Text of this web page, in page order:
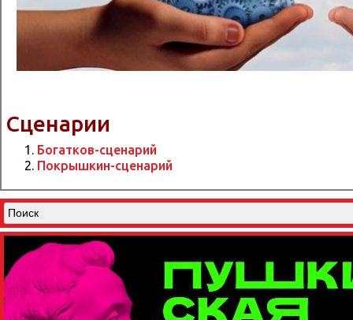
Сценарии
Богатков-сценарий
Покрышкин-сценарий